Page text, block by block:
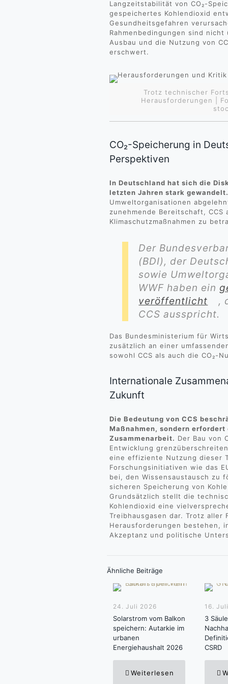
Langzeitstabilität von CO₂-
gespeichertes Kohlendioxid
Gesundheitsgefahren
Rahmenbedingungen sind
Ausbau und die Nutzung von
erschwert.
Trotz technischer
Herausforderungen |
CO₂-Speicherung in
Perspektiven
In Deutschland hat sich die
letzten Jahren stark
Umweltorganisationen
zunehmende Bereitschaft,
Klimaschutzmaßnahmen zu
Der
(BDI), der
sowie
WWF haben ein
veröffentlicht
,
CCS ausspricht.
Das Bundesministerium für
zusätzlich an einer
sowohl CCS als auch die CO₂-
Internationale
Zukunft
Die Bedeutung von CCS
Maßnahmen, sondern
Zusammenarbeit. Der Bau von
Entwicklung
eine effiziente Nutzung dieser
Forschungsinitiativen wie das
bei, den Wissensaustausch zu
sicheren Speicherung von
Grundsätzlich stellt die
Kohlendioxid eine
Treibhausgasen dar. Trotz
Herausforderungen bestehen,
Akzeptanz und politische
Ähnliche Beiträge
24. Juli 2026
Solarstrom vom Balkon
speichern: Autarkie im
urbanen
Energiehaushalt 2026
Weiterlesen
16.
3
CSRD